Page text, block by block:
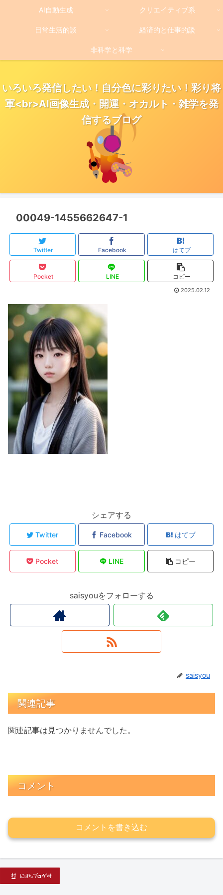
いろいろ発信したい！自分色に彩りたい！彩り将
軍<br>AI画像生成・開運・オカルト・雑学を発
信するブログ
AI自動生成 クリエイティブ系
日常生活的談 経済的と仕事的談
非科学と科学
00049-1455662647-1
Twitter Facebook はてブ
Pocket LINE コピー
2025.02.12
シェアする
Twitter Facebook はてブ
Pocket LINE コピー
saisyouをフォローする
saisyou
関連記事
関連記事は見つかりませんでした。
コメント
コメントを書き込む